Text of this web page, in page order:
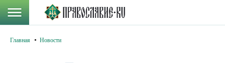
Главная Новости